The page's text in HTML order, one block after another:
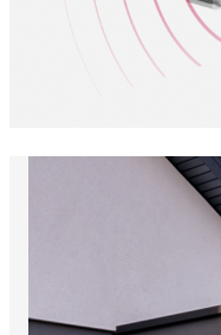
Vous souhaitez un
végétalisé ?
ou intégrez une
pour une
l’absorption
Un mur
adapté
besoins